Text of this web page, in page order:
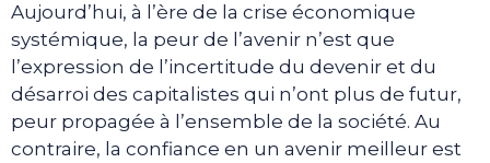
Aujourd’hui, à l’ère de la crise économique
systémique, la peur de l’avenir n’est que
l’expression de l’incertitude du devenir et du
désarroi des capitalistes qui n’ont plus de futur,
peur propagée à l’ensemble de la société. Au
contraire, la confiance en un avenir meilleur est